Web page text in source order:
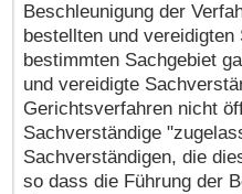
Beschleunigung der
bestellten und
bestimmten Sachgebiet
und vereidigte
Gerichtsverfahren nicht
Sachverständige
Sachverständigen, die
so dass die Führung der